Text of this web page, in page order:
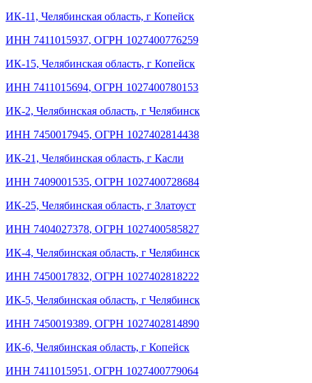
ИК-11, Челябинская область, г Копейск
ИНН 7411015937, ОГРН 1027400776259
ИК-15, Челябинская область, г Копейск
ИНН 7411015694, ОГРН 1027400780153
ИК-2, Челябинская область, г Челябинск
ИНН 7450017945, ОГРН 1027402814438
ИК-21, Челябинская область, г Касли
ИНН 7409001535, ОГРН 1027400728684
ИК-25, Челябинская область, г Златоуст
ИНН 7404027378, ОГРН 1027400585827
ИК-4, Челябинская область, г Челябинск
ИНН 7450017832, ОГРН 1027402818222
ИК-5, Челябинская область, г Челябинск
ИНН 7450019389, ОГРН 1027402814890
ИК-6, Челябинская область, г Копейск
ИНН 7411015951, ОГРН 1027400779064